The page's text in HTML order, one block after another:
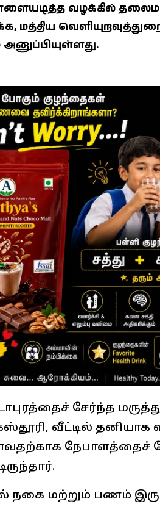
வழக்கில்
மத்திய
சேர்ந்த
வீட்டில் தனியாக
நேபாளத்தைச்
நகை மற்றும் பணம்